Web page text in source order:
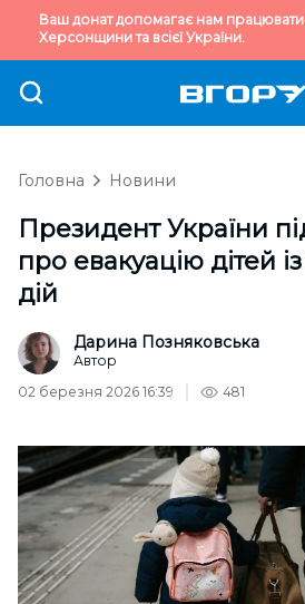
Ваш донат допомагає нам
Херсонщини та всієї України.
Головна Новини
Президент України
про евакуацію дітей
дій
Дарина Позняковська
Автор
02 березня 2026 16:39
481